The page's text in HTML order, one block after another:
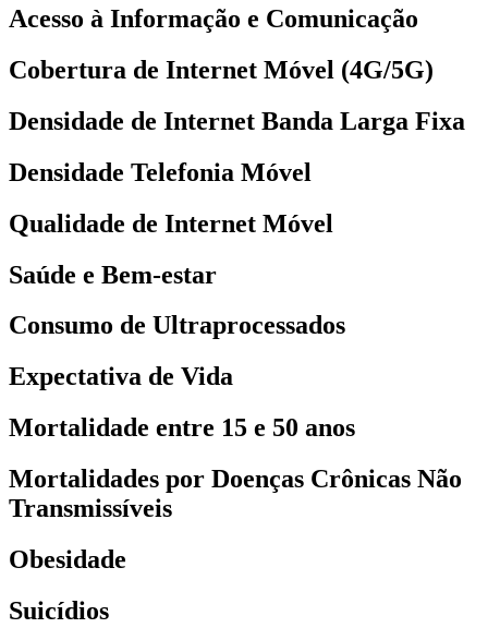
Acesso à Informação e Comunicação
Cobertura de Internet Móvel (4G/5G)
Densidade de Internet Banda Larga Fixa
Densidade Telefonia Móvel
Qualidade de Internet Móvel
Saúde e Bem-estar
Consumo de Ultraprocessados
Expectativa de Vida
Mortalidade entre 15 e 50 anos
Mortalidades por Doenças Crônicas Não
Transmissíveis
Obesidade
Suicídios